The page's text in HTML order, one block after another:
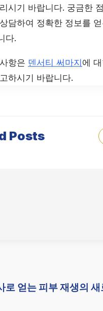
시기 바랍니다. 궁금한
담하여 정확한 정보를
다.
항은 덴서티 써마지에
하시기 바랍니다.
Posts
로 얻는 피부 재생의 새